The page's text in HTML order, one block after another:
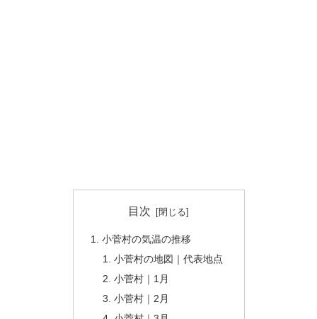
目次
小菅村の気温の推移
小菅村の地図｜代表地点
小菅村｜1月
小菅村｜2月